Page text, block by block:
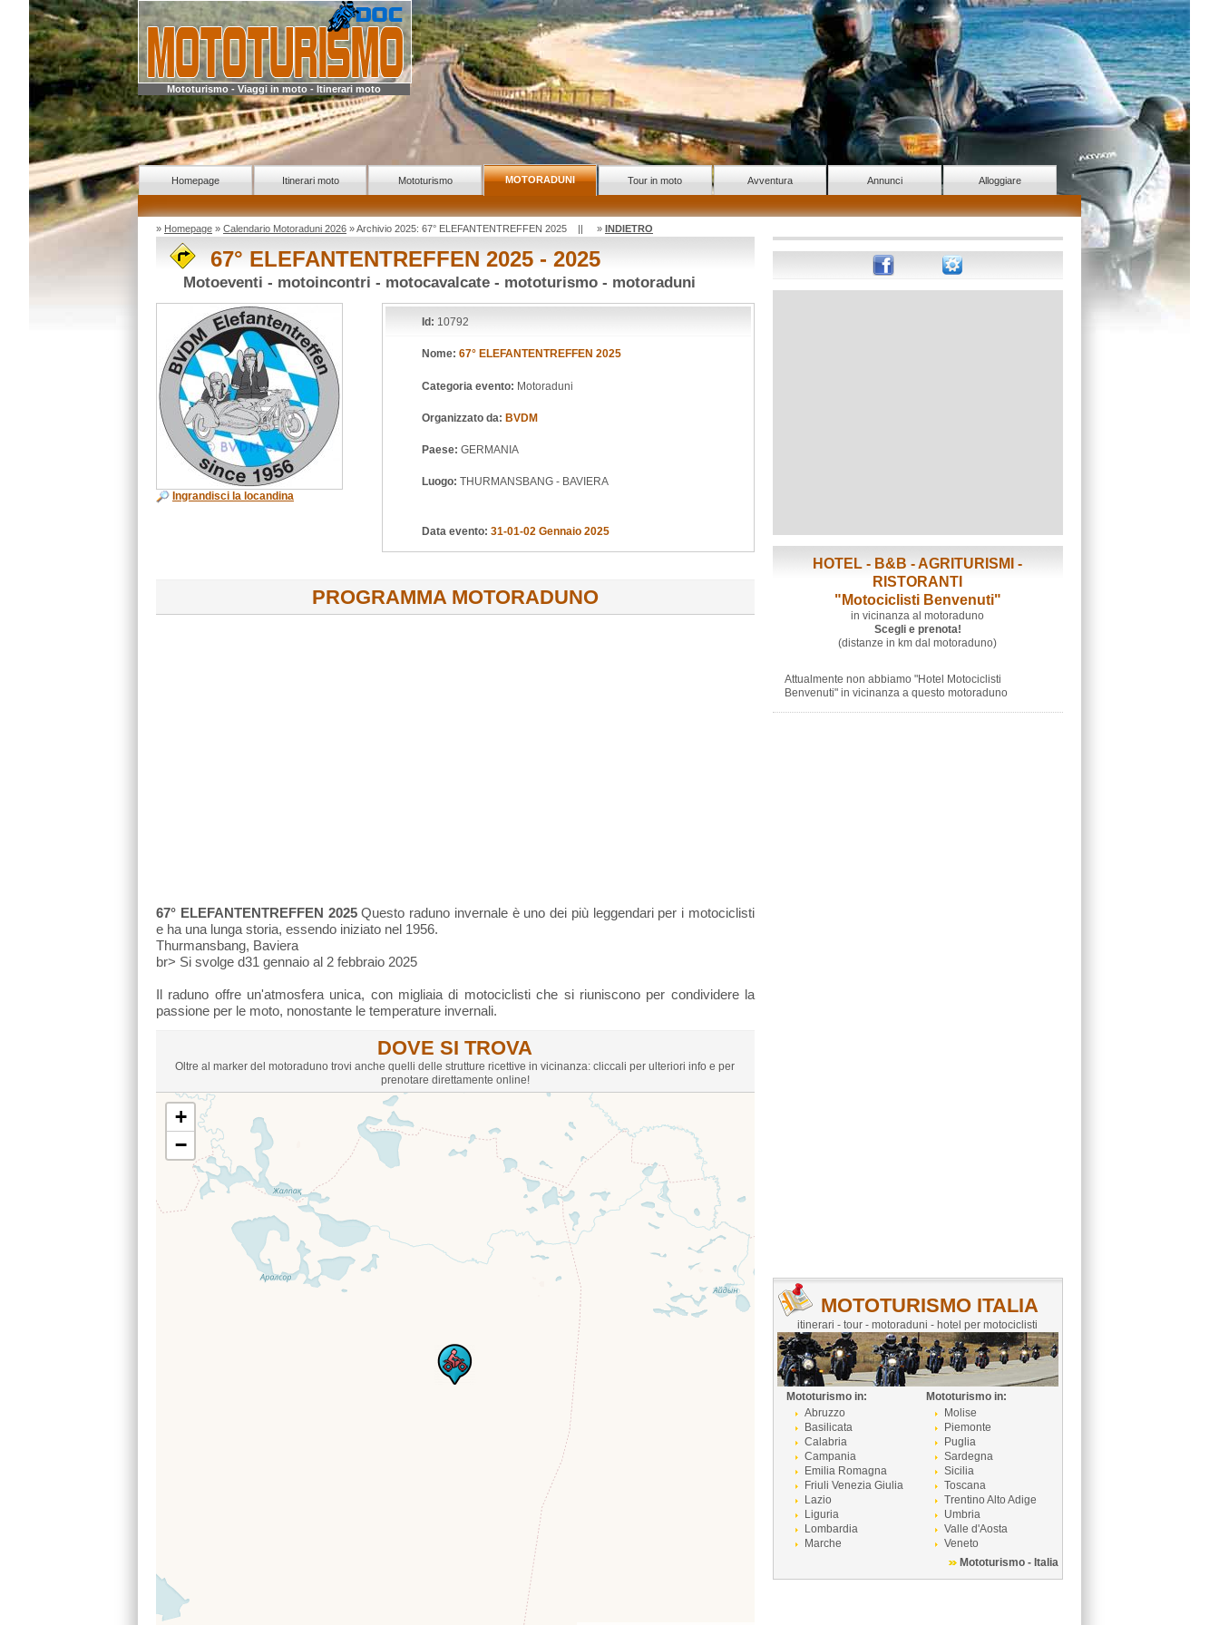
Mototurismo - Viaggi in moto - Itinerari moto
Homepage Itinerari moto Mototurismo MOTORADUNI Tour in moto Avventura Annunci Alloggiare
» Homepage» Calendario Motoraduni 2026» Archivio 2025: 67° ELEFANTENTREFFEN 2025 || » INDIETRO
67° ELEFANTENTREFFEN 2025 - 2025
Motoeventi - motoincontri - motocavalcate - mototurismo - motoraduni
Ingrandisci la locandina
Id: 10792
Nome: 67° ELEFANTENTREFFEN 2025
Categoria evento: Motoraduni
Organizzato da: BVDM
Paese: GERMANIA
Luogo: THURMANSBANG - BAVIERA
Data evento: 31-01-02 Gennaio 2025
PROGRAMMA MOTORADUNO
67° ELEFANTENTREFFEN 2025Questo raduno invernale è uno dei più leggendari per i motociclisti
e ha una lunga storia, essendo iniziato nel 1956.
Thurmansbang, Baviera
br> Si svolge d31 gennaio al 2 febbraio 2025
Il raduno offre un'atmosfera unica, con migliaia di motociclisti che si riuniscono per condividere la
passione per le moto, nonostante le temperature invernali.
DOVE SI TROVA
Oltre al marker del motoraduno trovi anche quelli delle strutture ricettive in vicinanza: cliccali per ulteriori info e per
prenotare direttamente online!
+
−
HOTEL - B&B - AGRITURISMI -
RISTORANTI
"Motociclisti Benvenuti"
in vicinanza al motoraduno
Scegli e prenota!
(distanze in km dal motoraduno)
Attualmente non abbiamo "Hotel Motociclisti
Benvenuti" in vicinanza a questo motoraduno
MOTOTURISMO ITALIA
itinerari - tour - motoraduni - hotel per motociclisti
Mototurismo in:
Abruzzo
Basilicata
Calabria
Campania
Emilia Romagna
Friuli Venezia Giulia
Lazio
Liguria
Lombardia
Marche
Mototurismo in:
Molise
Piemonte
Puglia
Sardegna
Sicilia
Toscana
Trentino Alto Adige
Umbria
Valle d'Aosta
Veneto
Mototurismo - Italia